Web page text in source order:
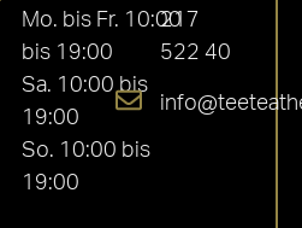
Mo. bis Fr. 10:00
bis 19:00
Sa. 10:00 bis
19:00
So. 10:00 bis
19:00
217
522 40